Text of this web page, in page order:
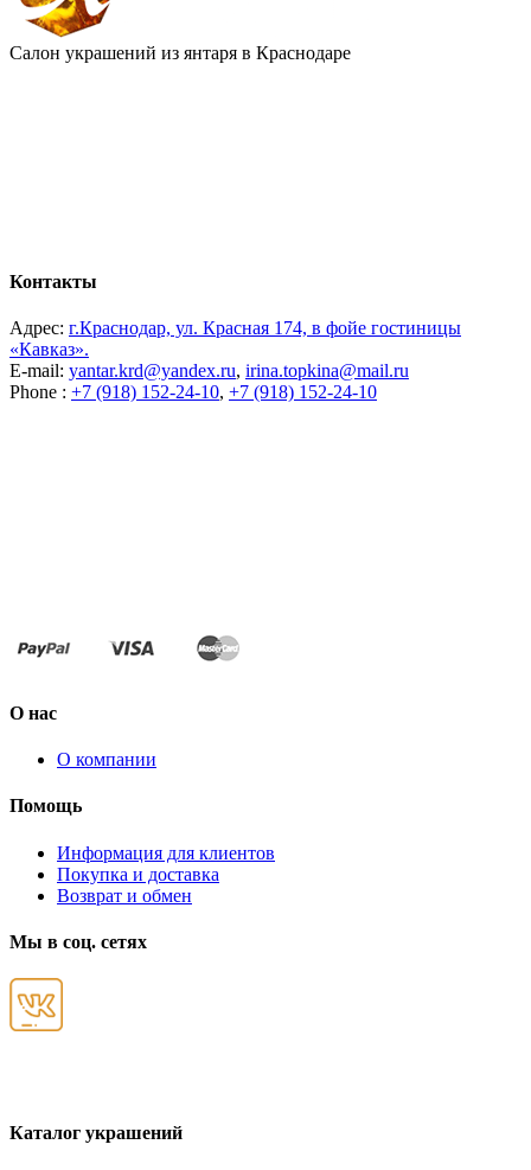
Салон украшений из янтаря в Краснодаре
Контакты
Адрес: г.Краснодар, ул. Красная 174, в фойе гостиницы
«Кавказ».
E-mail: yantar.krd@yandex.ru, irina.topkina@mail.ru
Phone : +7 (918) 152-24-10, +7 (918) 152-24-10
О нас
О компании
Помощь
Информация для клиентов
Покупка и доставка
Возврат и обмен
Мы в соц. сетях
Каталог украшений